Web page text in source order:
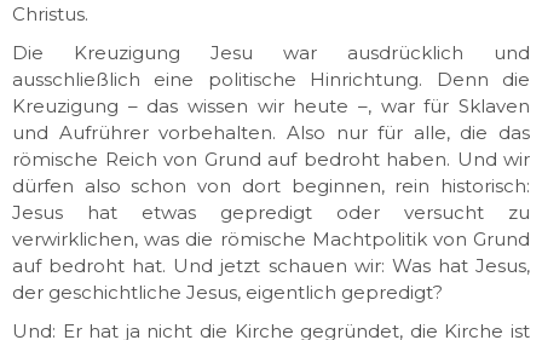
Christus.
Die Kreuzigung Jesu war ausdrücklich und
ausschließlich eine politische Hinrichtung. Denn die
Kreuzigung – das wissen wir heute –, war für Sklaven
und Aufrührer vorbehalten. Also nur für alle, die das
römische Reich von Grund auf bedroht haben. Und wir
dürfen also schon von dort beginnen, rein historisch:
Jesus hat etwas gepredigt oder versucht zu
verwirklichen, was die römische Machtpolitik von Grund
auf bedroht hat. Und jetzt schauen wir: Was hat Jesus,
der geschichtliche Jesus, eigentlich gepredigt?
Und: Er hat ja nicht die Kirche gegründet, die Kirche ist